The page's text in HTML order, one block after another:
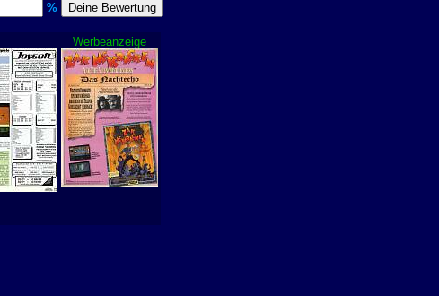
%
Werbeanzeige